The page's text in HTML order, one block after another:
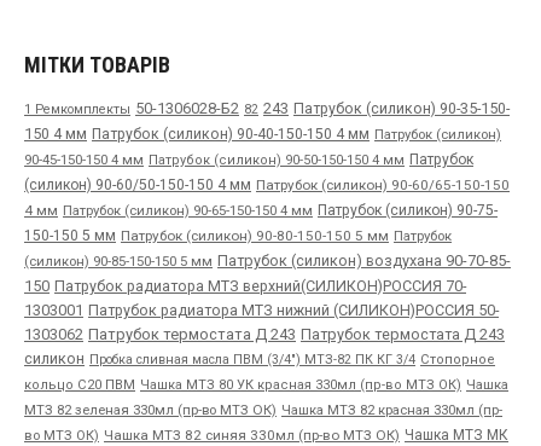
МІТКИ ТОВАРІВ
1 Ремкомплекты 50-1306028-Б2 82 243 Патрубок (силикон) 90-35-150-
150 4 мм Патрубок (силикон) 90-40-150-150 4 мм Патрубок (силикон)
90-45-150-150 4 мм Патрубок (силикон) 90-50-150-150 4 мм Патрубок
(силикон) 90-60/50-150-150 4 мм Патрубок (силикон) 90-60/65-150-150
4 мм Патрубок (силикон) 90-65-150-150 4 мм Патрубок (силикон) 90-75-
150-150 5 мм Патрубок (силикон) 90-80-150-150 5 мм Патрубок
(силикон) 90-85-150-150 5 мм Патрубок (силикон) воздухана 90-70-85-
150 Патрубок радиатора МТЗ верхний(СИЛИКОН)РОССИЯ 70-
1303001 Патрубок радиатора МТЗ нижний (СИЛИКОН)РОССИЯ 50-
1303062 Патрубок термостата Д 243 Патрубок термостата Д 243
силикон Пробка сливная масла ПВМ (3/4") МТЗ-82 ПК КГ 3/4 Стопорное
кольцо С20 ПВМ Чашка МТЗ 80 УК красная 330мл (пр-во МТЗ ОК) Чашка
МТЗ 82 зеленая 330мл (пр-во МТЗ ОК) Чашка МТЗ 82 красная 330мл (пр-
во МТЗ ОК) Чашка МТЗ 82 синяя 330мл (пр-во МТЗ ОК) Чашка МТЗ МК